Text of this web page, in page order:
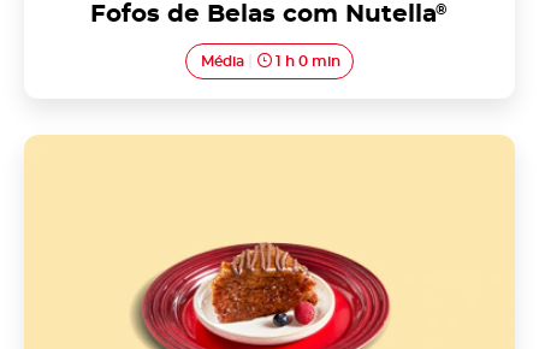
Fofos de Belas com Nutella®
Média 1 h 0 min